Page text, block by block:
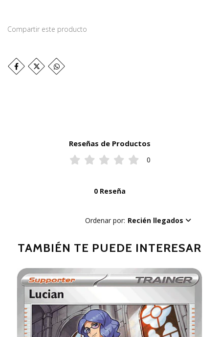
Compartir este producto
Reseñas de Productos
0
0 Reseña
Ordenar por: Recién llegados
TAMBIÉN TE PUEDE INTERESAR